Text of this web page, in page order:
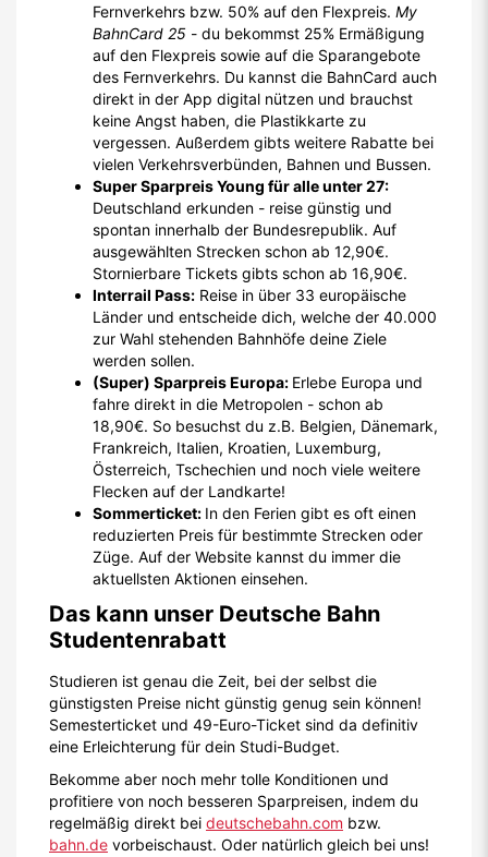
Fernverkehrs bzw. 50% auf den Flexpreis. My
BahnCard 25 - du bekommst 25% Ermäßigung
auf den Flexpreis sowie auf die Sparangebote
des Fernverkehrs. Du kannst die BahnCard auch
direkt in der App digital nützen und brauchst
keine Angst haben, die Plastikkarte zu
vergessen. Außerdem gibts weitere Rabatte bei
vielen Verkehrsverbünden, Bahnen und Bussen.
Super Sparpreis Young für alle unter 27:
Deutschland erkunden - reise günstig und
spontan innerhalb der Bundesrepublik. Auf
ausgewählten Strecken schon ab 12,90€.
Stornierbare Tickets gibts schon ab 16,90€.
Interrail Pass: Reise in über 33 europäische
Länder und entscheide dich, welche der 40.000
zur Wahl stehenden Bahnhöfe deine Ziele
werden sollen.
(Super) Sparpreis Europa: Erlebe Europa und
fahre direkt in die Metropolen - schon ab
18,90€. So besuchst du z.B. Belgien, Dänemark,
Frankreich, Italien, Kroatien, Luxemburg,
Österreich, Tschechien und noch viele weitere
Flecken auf der Landkarte!
Sommerticket: In den Ferien gibt es oft einen
reduzierten Preis für bestimmte Strecken oder
Züge. Auf der Website kannst du immer die
aktuellsten Aktionen einsehen.
Das kann unser Deutsche Bahn
Studentenrabatt
Studieren ist genau die Zeit, bei der selbst die
günstigsten Preise nicht günstig genug sein können!
Semesterticket und 49-Euro-Ticket sind da definitiv
eine Erleichterung für dein Studi-Budget.
Bekomme aber noch mehr tolle Konditionen und
profitiere von noch besseren Sparpreisen, indem du
regelmäßig direkt bei deutschebahn.com bzw.
bahn.de vorbeischaust. Oder natürlich gleich bei uns!